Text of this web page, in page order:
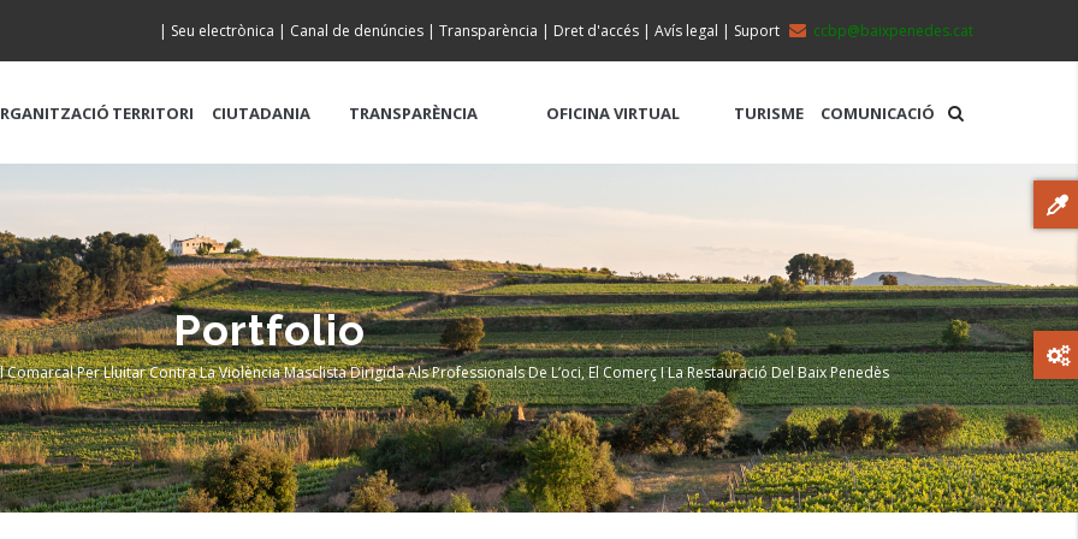
ccbp@baixpenedes.cat
| Seu electrònica | Canal de denúncies | Transparència | Dret d'accés | Avís legal | Suport
TERRITORI CIUTADANIA TRANSPARÈNCIA OFICINA VIRTUAL TURISME COMUNICACIÓ
Portfolio
Comarcal Per Lluitar Contra La Violència Masclista Dirigida Als Professionals De L’oci, El Comerç I La Restauració Del Baix Penedès